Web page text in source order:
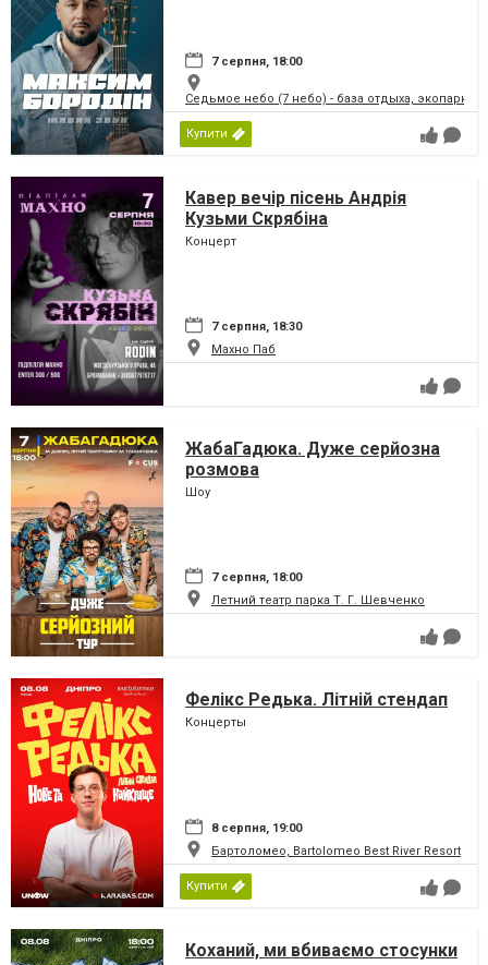
7 серпня, 18:00
Седьмое небо (7 небо) - база отдыха, экопарк
Купити
Кавер вечір пісень Андрія
Кузьми Скрябіна
Концерт
7 серпня, 18:30
Махно Паб
ЖабаГадюка. Дуже серйозна
розмова
Шоу
7 серпня, 18:00
Летний театр парка Т. Г. Шевченко
Фелікс Редька. Літній стендап
Концерты
8 серпня, 19:00
Бартоломео, Bartolomeo Best River Resort
Купити
Коханий, ми вбиваємо стосунки